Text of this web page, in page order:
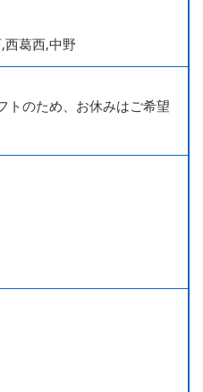
西葛西,中野
トのため、お休みはご希望